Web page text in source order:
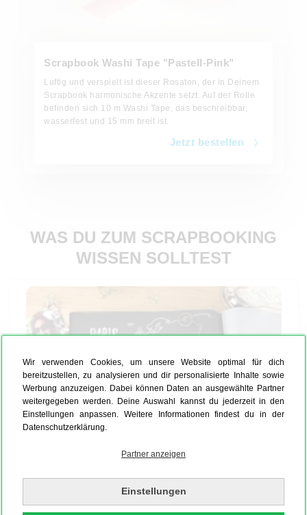
Wir verwenden Cookies, um unsere Website optimal für dich
bereitzustellen, zu analysieren und dir personalisierte Inhalte sowie
Werbung anzuzeigen. Dabei können Daten an ausgewählte Partner
weitergegeben werden. Deine Auswahl kannst du jederzeit in den
Einstellungen anpassen. Weitere Informationen findest du in der
Datenschutzerklärung.
Partner anzeigen
Einstellungen
Scrapbook Washi Tape "Pastell-Pink"
Luftig und verspielt ist dieser Rosaton, der in Deinem
Scrapbook harmonische Akzente setzt. Auf der Rolle
befinden sich 10 m Washi Tape, das beschreibbar,
wasserfest und 15 mm breit ist.
Jetzt bestellen
WAS DU ZUM SCRAPBOOKING
WISSEN SOLLTEST